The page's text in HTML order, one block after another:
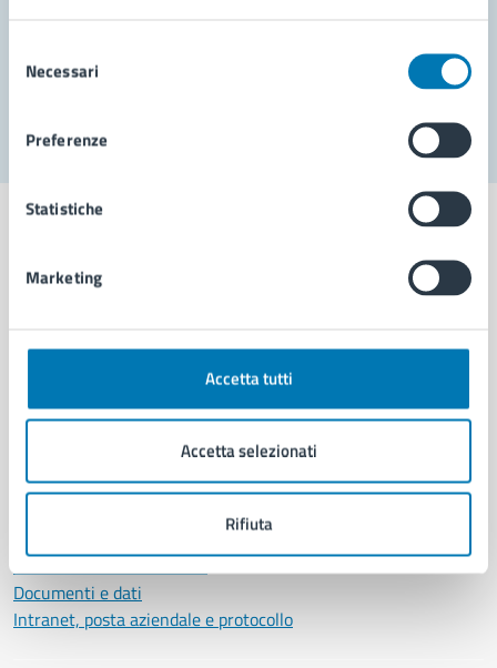
delNecessari
Preferenze
Statistiche
Marketing
Accetta tutti
Accetta selezionati
Rifiuta
Aree amministrative
Uffici
Personale amministrativo
Documenti e dati
Intranet, posta aziendale e protocollo